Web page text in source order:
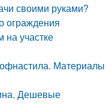
своими руками?
ограждения
на участке
Материалы
Дешевые